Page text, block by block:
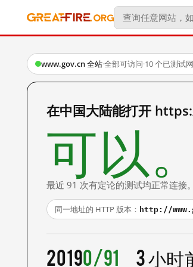
www.gov.cn 全站·全部可访问·10 个已测试
在中国大陆能打开
可以。
最近 91 次有定论的测试均正常连接。
同一地址的 HTTP 版本： http://
20190/91 3 小时